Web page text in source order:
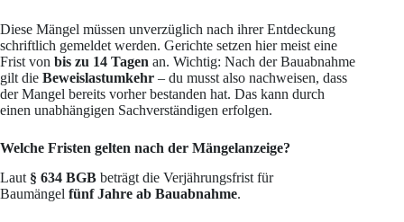
Diese Mängel müssen unverzüglich nach ihrer Entdeckung
schriftlich gemeldet werden. Gerichte setzen hier meist eine
Frist von bis zu 14 Tagen an. Wichtig: Nach der Bauabnahme
gilt die Beweislastumkehr – du musst also nachweisen, dass
der Mangel bereits vorher bestanden hat. Das kann durch
einen unabhängigen Sachverständigen erfolgen.
Welche Fristen gelten nach der Mängelanzeige?
Laut § 634 BGB beträgt die Verjährungsfrist für
Baumängel fünf Jahre ab Bauabnahme.